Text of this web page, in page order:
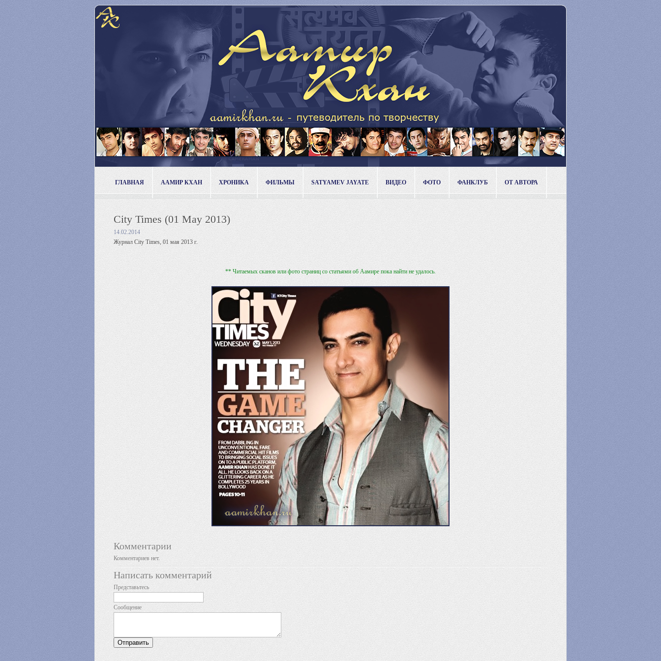
ГЛАВНАЯ ААМИР КХАН ХРОНИКА ФИЛЬМЫ SATYAMEV JAYATE ВИДЕО ФОТО ФАНКЛУБ ОТ АВТОРА
City Times (01 May 2013)
14.02.2014
Журнал City Times, 01 мая 2013 г.
** Читаемых сканов или фото страниц со статьями об Аамире пока найти не удалось.
Комментарии
Комментариев нет.
Написать комментарий
Представьтесь
Сообщение